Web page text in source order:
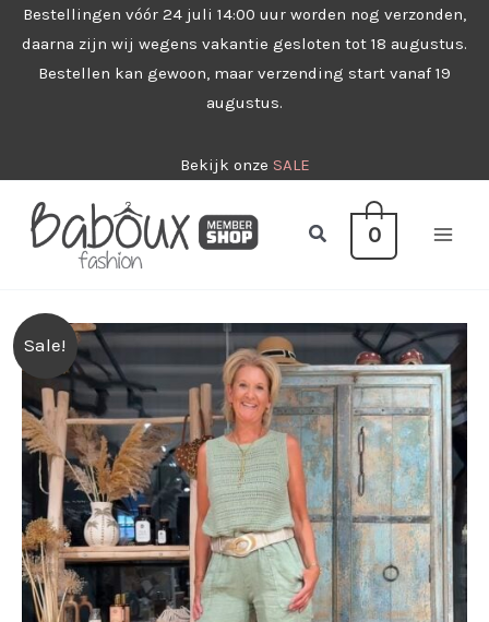
naar
Bestellingen vóór 24 juli 14:00 uur worden nog verzonden,
daarna zijn wij wegens vakantie gesloten tot 18 augustus.
Bestellen kan gewoon, maar verzending start vanaf 19
augustus.
Bekijk onze SALE
Zoeken0
Sale!